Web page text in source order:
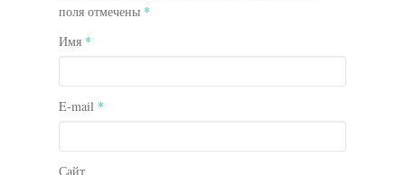
поля отмечены *
Имя *
E-mail *
Сайт